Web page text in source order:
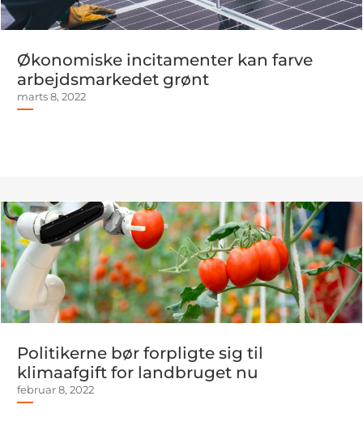
Økonomiske incitamenter kan farve
arbejdsmarkedet grønt
marts 8, 2022
Politikerne bør forpligte sig til
klimaafgift for landbruget nu
februar 8, 2022